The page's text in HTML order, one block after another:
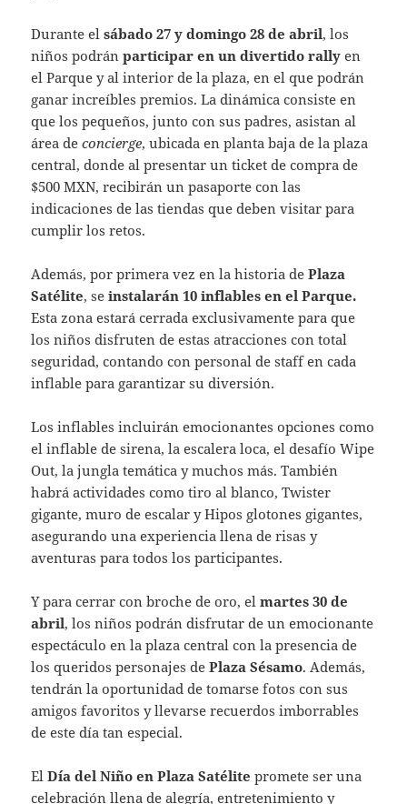
Durante elsábado 27 y domingo 28 de abril, los
niños podránparticipar en un divertido rallyen
el Parque y al interior de la plaza, en el que podrán
ganar increíbles premios. La dinámica consiste en
que los pequeños, junto con sus padres, asistan al
área deconcierge, ubicada en planta baja de la plaza
central, donde al presentar un ticket de compra de
$500 MXN, recibirán un pasaporte con las
indicaciones de las tiendas que deben visitar para
cumplir los retos.
Además, por primera vez en la historia dePlaza
Satélite, seinstalarán 10 inflables en el Parque.
Esta zona estará cerrada exclusivamente para que
los niños disfruten de estas atracciones con total
seguridad, contando con personal de staff en cada
inflable para garantizar su diversión.
Los inflables incluirán emocionantes opciones como
el inflable de sirena, la escalera loca, el desafío Wipe
Out, la jungla temática y muchos más. También
habrá actividades como tiro al blanco, Twister
gigante, muro de escalar y Hipos glotones gigantes,
asegurando una experiencia llena de risas y
aventuras para todos los participantes.
Y para cerrar con broche de oro, elmartes 30 de
abril, los niños podrán disfrutar de un emocionante
espectáculo en la plaza central con la presencia de
los queridos personajes dePlaza Sésamo. Además,
tendrán la oportunidad de tomarse fotos con sus
amigos favoritos y llevarse recuerdos imborrables
de este día tan especial.
ElDía del Niño en Plaza Satélite promete ser una
celebración llena de alegría, entretenimiento y